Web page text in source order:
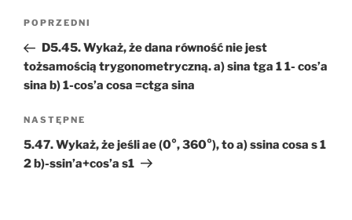
Nawigacja
Poprzedni
wpis
POPRZEDNI
D5.45. Wykaż, że dana równość nie jest
tożsamością trygonometryczną. a) sina tga 1 1- cos’a
sina b) 1-cos’a cosa =ctga sina
Następny
wpis
NASTĘPNE
5.47. Wykaż, że jeśli ae (0°, 360°), to a) ssina cosa s 1
2 b)-ssin’a+cos’a s1